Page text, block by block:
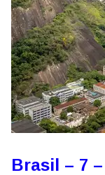
Brasil – 7